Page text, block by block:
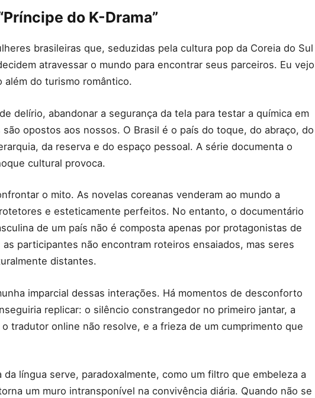
do K-Drama”
brasileiras que, seduzidas pela cultura pop da Coreia do Sul
atravessar o mundo para encontrar seus parceiros. Eu vejo
além do turismo romântico.
delírio, abandonar a segurança da tela para testar a química em
opostos aos nossos. O Brasil é o país do toque, do abraço, do
da reserva e do espaço pessoal. A série documenta o
cultural provoca.
o mito. As novelas coreanas venderam ao mundo a
e esteticamente perfeitos. No entanto, o documentário
de um país não é composta apenas por protagonistas de
as participantes não encontram roteiros ensaiados, mas seres
distantes.
imparcial dessas interações. Há momentos de desconforto
replicar: o silêncio constrangedor no primeiro jantar, a
tradutor online não resolve, e a frieza de um cumprimento que
língua serve, paradoxalmente, como um filtro que embeleza a
um muro intransponível na convivência diária. Quando não se